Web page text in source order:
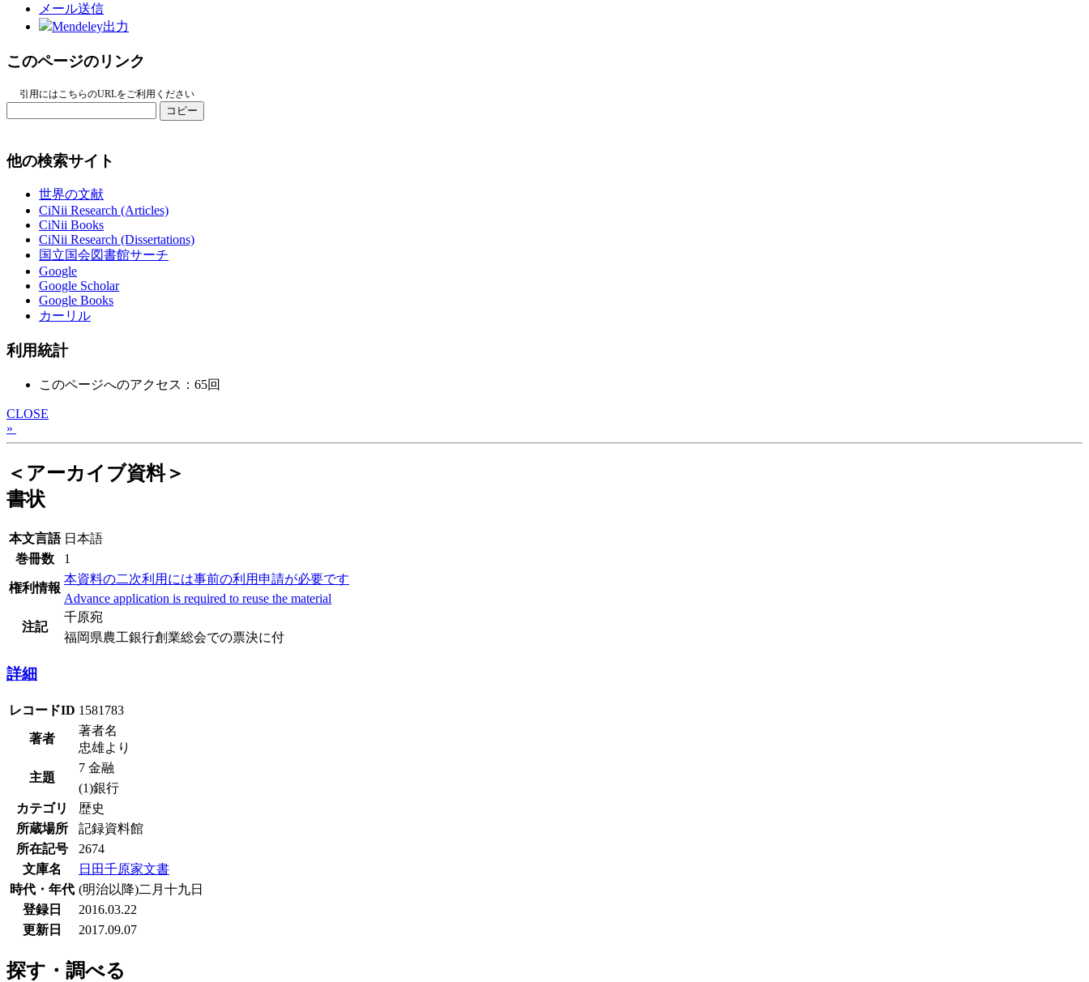
メール送信
Mendeley出力
このページのリンク
引用にはこちらのURLをご利用ください
コピー
他の検索サイト
世界の文献
CiNii Research (Articles)
CiNii Books
CiNii Research (Dissertations)
国立国会図書館サーチ
Google
Google Scholar
Google Books
カーリル
利用統計
このページへのアクセス：65回
CLOSE
»
＜アーカイブ資料＞
書状
本文言語 日本語
巻冊数
1
権利情報
本資料の二次利用には事前の利用申請が必要です
Advance application is required to reuse the material
注記
千原宛
福岡県農工銀行創業総会での票決に付
詳細
レコードID 1581783
著者
著者名
忠雄より
主題
7 金融
(1)銀行
カテゴリ
歴史
所蔵場所
記録資料館
所在記号
2674
文庫名
日田千原家文書
時代・年代 (明治以降)二月十九日
登録日
2016.03.22
更新日
2017.09.07
探す・調べる